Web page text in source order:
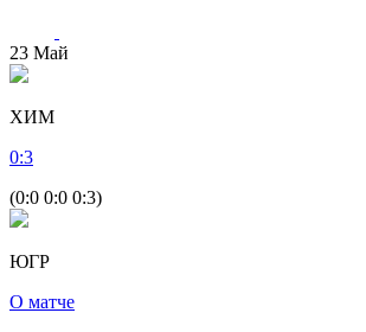
23 Май
ХИМ
0:3
(0:0 0:0 0:3)
ЮГР
О матче